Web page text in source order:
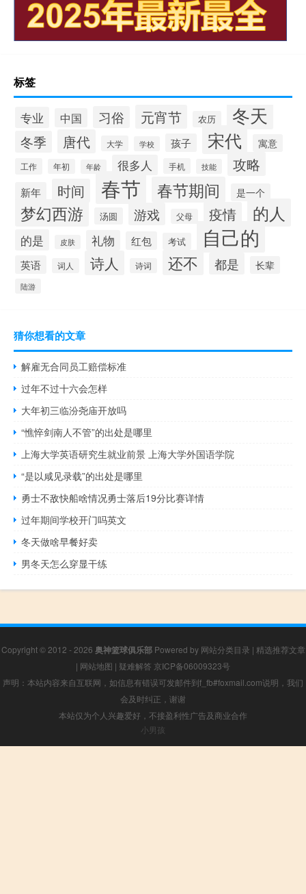
标签
专业 中国 习俗 元宵节 农历 冬天
冬季 唐代 大学 学校 孩子 宋代 寓意
工作 年初 年龄 很多人 手机 技能 攻略
新年 时间 春节 春节期间 是一个
梦幻西游 汤圆 游戏 父母 疫情 的人
的是 皮肤 礼物 红包 考试 自己的
英语 词人 诗人 诗词 还不 都是 长辈
陆游
猜你想看的文章
解雇无合同员工赔偿标准
过年不过十六会怎样
大年初三临汾尧庙开放吗
“憔悴剑南人不管”的出处是哪里
上海大学英语研究生就业前景 上海大学外国语学院
“是以咸见录载”的出处是哪里
勇士不敌快船啥情况勇士落后19分比赛详情
过年期间学校开门吗英文
冬天做啥早餐好卖
男冬天怎么穿显干练
Copyright © 2012 - 2026 奥神篮球俱乐部Powered by 网站分类目录 | 精选推荐文章
| 网站地图 | 疑难解答 京ICP备06009323号
声明：本站内容来自互联网，如信息有错误可发邮件到f_fb#foxmail.com说明，我们
会及时纠正，谢谢
本站仅为个人兴趣爱好，不接盈利性广告及商业合作
小男孩